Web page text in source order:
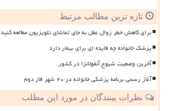
تازه ترین مطالب مرتبط
برای کاهش خطر زوال عقل به جای تماشای تلویزیون مطالعه کنید
پزشک خانواده چه فایده ای برای بیمار دارد
آخرین وضعیت شیوع آنفولانزا در کشور
آغاز رسمی برنامه پزشکی خانواده در ۲۰ شهر فاز دوم
نظرات بینندگان در مورد این مطلب